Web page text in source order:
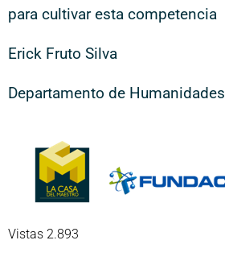
para cultivar esta competencia
Erick Fruto Silva
Departamento de Humanidades
Vistas 2.893